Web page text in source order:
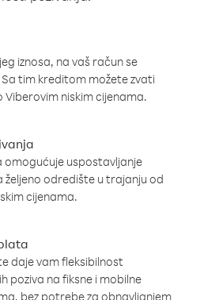
iznosa, na vaš račun se
tim kreditom možete zvati
Viberovim niskim cijenama.
omogućuje uspostavljanje
željeno odredište u trajanju od
cijenama.
daje vam fleksibilnost
poziva na fiksne i mobilne
bez potrebe za obnavljanjem